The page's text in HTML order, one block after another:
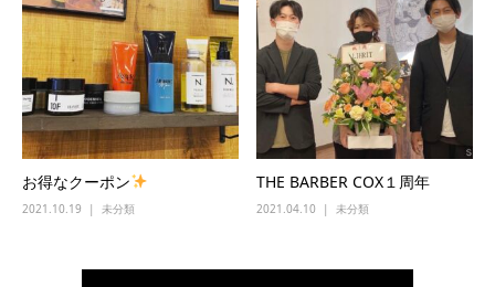
お得なクーポン
2021.10.19 未分類
THE BARBER COX１周年
2021.04.10 未分類